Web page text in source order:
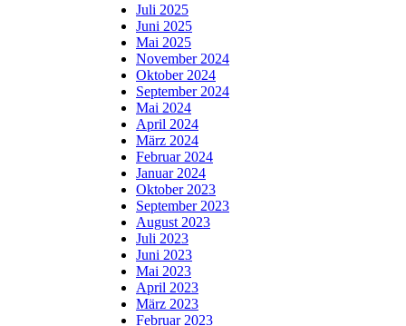
Juli 2025
Juni 2025
Mai 2025
November 2024
Oktober 2024
September 2024
Mai 2024
April 2024
März 2024
Februar 2024
Januar 2024
Oktober 2023
September 2023
August 2023
Juli 2023
Juni 2023
Mai 2023
April 2023
März 2023
Februar 2023